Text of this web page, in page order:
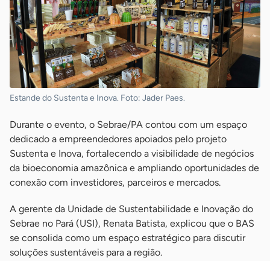
Estande do Sustenta e Inova. Foto: Jader Paes.
Durante o evento, o Sebrae/PA contou com um espaço
dedicado a empreendedores apoiados pelo projeto
Sustenta e Inova, fortalecendo a visibilidade de negócios
da bioeconomia amazônica e ampliando oportunidades de
conexão com investidores, parceiros e mercados.
A gerente da Unidade de Sustentabilidade e Inovação do
Sebrae no Pará (USI), Renata Batista, explicou que o BAS
se consolida como um espaço estratégico para discutir
soluções sustentáveis para a região.